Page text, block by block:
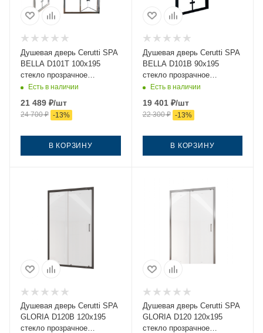
Душевая дверь Cerutti SPA
BELLA D101T 100х195
стекло прозрачное
профиль хром
Есть в наличии
21 489 ₽/шт
24 700₽ -13%
В КОРЗИНУ
Душевая дверь Cerutti SPA
BELLA D101B 90х195
стекло прозрачное
профиль черный
Есть в наличии
19 401₽/шт
22 300₽ -13%
В КОРЗИНУ
Душевая дверь Cerutti SPA
GLORIA D120B 120х195
стекло прозрачное
Душевая дверь Cerutti SPA
GLORIA D120 120х195
стекло прозрачное